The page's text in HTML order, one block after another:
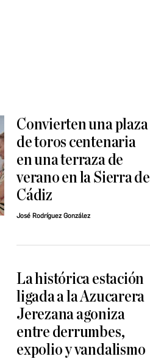
Convierten una plaza
de toros centenaria
en una terraza de
verano en la Sierra de
Cádiz
José Rodríguez González
La histórica estación
ligada a la Azucarera
Jerezana agoniza
entre derrumbes,
expolio y vandalismo